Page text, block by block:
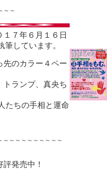
～～
１７年６月１６日
筆しています。
先のカラー４ペー
トランプ、真央ち
たちの手相と運命
～～～～～～～～～～
発売中！